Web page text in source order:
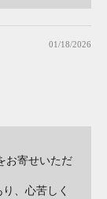
01/18/2026
お寄せいただ
、心苦しく